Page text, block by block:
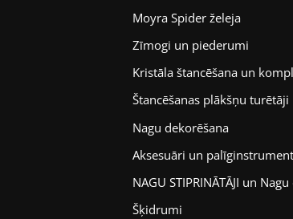
Moyra Spider želeja
Zīmogi un piederumi
Kristāla štancēšana un
Štancēšanas plākšņu turētāji
Nagu dekorēšana
Aksesuāri un
NAGU STIPRINĀTĀJI un
Šķidrumi